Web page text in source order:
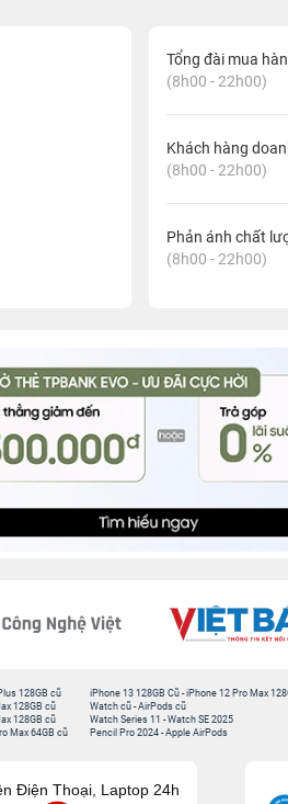
Tổng đài mua
(8h00 - 22h00)
Khách hàng
(8h00 - 22h00)
Phản ánh chất
(8h00 - 22h00)
128GB cũ
128GB cũ
128GB cũ
Max 64GB cũ
iPhone 13 128GB Cũ -iPhone 12 Pro Max
Watch cũ -AirPods cũ
Watch Series 11 -Watch SE 2025
Pencil Pro 2024 -Apple AirPods
Điện Thoại, Laptop 24h